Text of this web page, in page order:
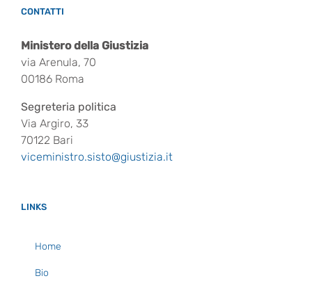
CONTATTI
Ministero della Giustizia
via Arenula, 70
00186 Roma
Segreteria politica
Via Argiro, 33
70122 Bari
viceministro.sisto@giustizia.it
LINKS
Home
Bio